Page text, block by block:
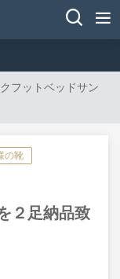
フットベッドサン
の靴
２足納品致